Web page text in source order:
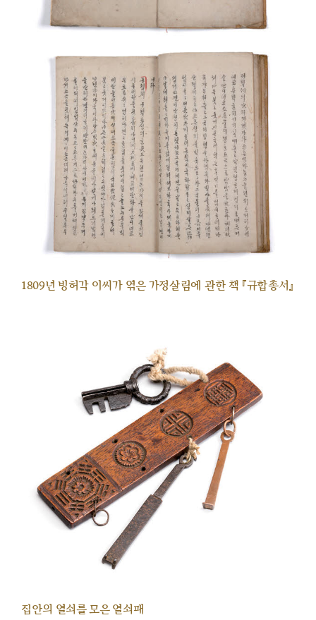
1809년 빙허각 이씨가 엮은 가정살림에 관한 책 『규합총서』
집안의 열쇠를 모은 열쇠패